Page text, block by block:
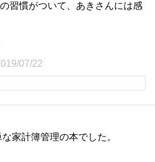
習慣がついて、あきさんには感
07/22
計簿管理の本でした。